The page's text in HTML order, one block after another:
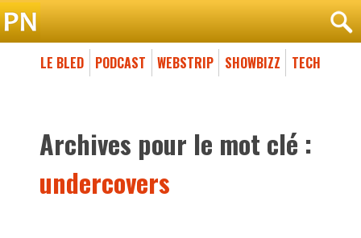
LE BLED PODCAST WEBSTRIP SHOWBIZZ TECH
Archives pour le mot clé :
undercovers